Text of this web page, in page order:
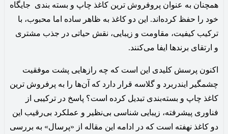
همچنان به عنوان پروفروش ترین کاغذ چاپ و بسته بندی جایگاه
خود را حفظ کرده‌اند. این دو کاغذ به ظاهر ساده اما محبوب، با
ترکیب کیفیت، مقاومت و زیبایی، نقش حیاتی در جذب مشتری
و ارتقای برندها ایفا می‌کنند.
اکنون پرسش کلیدی این است که چه رازهایی پشت موفقیت
چشمگیر ایندربرد و گلاسه قرار دارد که آن‌ها را به پرفروش ترین
کاغذ چاپ و بسته‌بندی تبدیل کرده است؟ پاسخ در ترکیبی از
فناوری پیشرفته، زیبایی شناسی بی‌نظیر و عملکرد بی‌رقیب این
دو کاغذ نهفته است که در ادامه این مقاله از «پرسال» به بررسی